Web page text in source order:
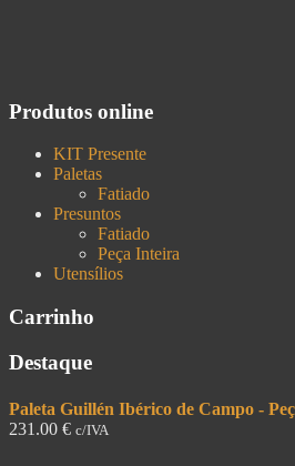
Produtos online
KIT Presente
Paletas
Fatiado
Presuntos
Fatiado
Peça Inteira
Utensílios
Carrinho
Destaque
Paleta Guillén Ibérico de Campo -
231.00 € c/IVA